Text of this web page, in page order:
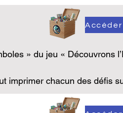
qui mettent en
en réseaux dans le temps et
qui mettent en
a eu une importance
réponses des autres et en
» du jeu « Découvrons
imprimer chacun des défis
jeu ».
et de découper